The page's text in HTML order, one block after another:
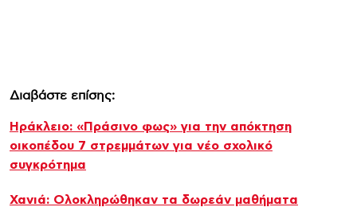
Διαβάστε επίσης:
Ηράκλειο: «Πράσινο φως» για την απόκτηση
οικοπέδου 7 στρεμμάτων για νέο σχολικό
συγκρότημα
Χανιά: Ολοκληρώθηκαν τα δωρεάν μαθήματα